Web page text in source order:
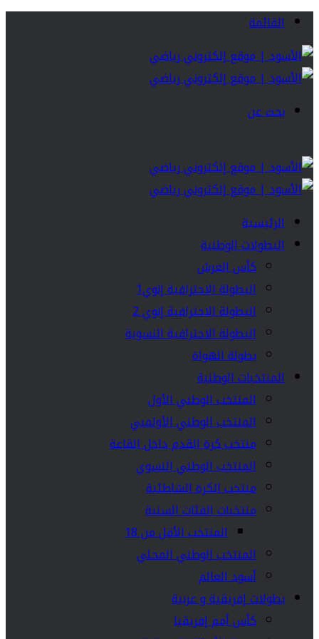
القائمة
بحث عن
الرئيسية
البطولات الوطنية
كأس العرش
البطولة الاحترافية إنوي1
البطولة الاحترافية إنوي 2
البطولة الاحترافية النسوية
بطولة الهواة
المنتخبات الوطنية
المنتخب الوطني الأول
المنتخب الوطني الأولمبي
منتخب كرة القدم داخل القاعة
المنتخب الوطني النسوي
منتخب الكرة الشاطئية
منتخبات الفئات السنية
المنتخب الأقل من 18
المنتخب الوطني المحلي
أسود العالم
بطولات إفريقية و عربية
كأس أمم إفريقيا